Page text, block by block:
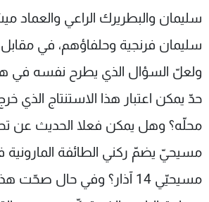
سليمان والبطريرك الراعي والعماد
ولعلّ السؤال الذي يطرح نفسه في
حدّ يمكن اعتبار هذا الاستنتاج الذي
محلّه؟ وهل يمكن فعلا الحديث عن
مسيحيّ يضمّ ركني الطائفة
مسيحيّي 14 آذار؟ وفي حال صحّت
لاعلاناتكم
شروط